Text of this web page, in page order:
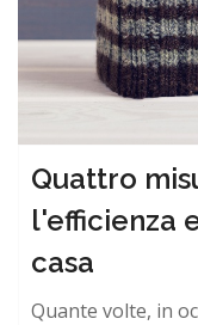
Quattro
l'efficienza
casa
Quante volte, in